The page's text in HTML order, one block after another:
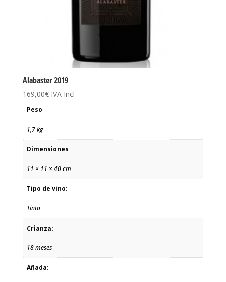
Alabaster 2019
169,00€ IVA Incl
Peso
1,7 kg
Dimensiones
11 × 11 × 40 cm
Tipo de vino:
Tinto
Crianza:
18 meses
Añada: